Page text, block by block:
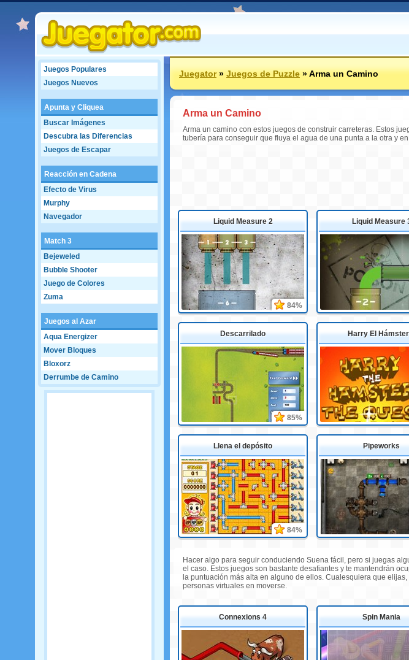
Juegos Populares
Juegos Nuevos
Apunta y Cliquea
Buscar Imágenes
Descubra las Diferencias
Juegos de Escapar
Reacción en Cadena
Efecto de Virus
Murphy
Navegador
Match 3
Bejeweled
Bubble Shooter
Juego de Colores
Zuma
Juegos al Azar
Aqua Energizer
Mover Bloques
Bloxorz
Derrumbe de Camino
Juegator»Juegos de Puzzle»Arma un Camino
Arma un Camino
Arma un camino con estos juegos de construir carreteras. Estos
tubería para conseguir que fluya el agua de una punta a la otra y
Liquid Measure 2
84%
Liquid Measure
Descarrilado
85%
Harry El
Llena el depósito
84%
Pipeworks
Hacer algo para seguir conduciendo Suena fácil, pero si juegas
el caso. Estos juegos son bastante desafiantes y te mantendrán
la puntuación más alta en alguno de ellos. Cualesquiera que
personas virtuales en moverse.
Connexions 4 Spin Mania